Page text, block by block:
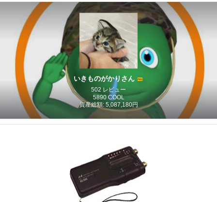
いきものがかりさん
502 レビュー
5890 COOL
資産総額: 5,087,180円